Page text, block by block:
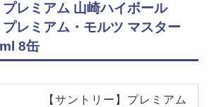
プレミアム 山崎ハイボール
レミアム・モルツ マスター
8缶
【サントリー】プレミアム